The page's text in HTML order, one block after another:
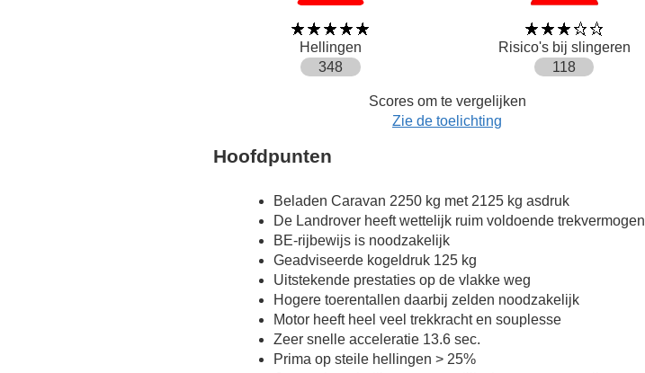
Hellingen
Risico's bij slingeren
348
118
Scores om te vergelijken
Zie de toelichting
Hoofdpunten
Beladen Caravan 2250 kg met 2125 kg asdruk
De Landrover heeft wettelijk ruim voldoende trekvermogen
BE-rijbewijs is noodzakelijk
Geadviseerde kogeldruk 125 kg
Uitstekende prestaties op de vlakke weg
Hogere toerentallen daarbij zelden noodzakelijk
Motor heeft heel veel trekkracht en souplesse
Zeer snelle acceleratie 13.6 sec.
Prima op steile hellingen > 25%